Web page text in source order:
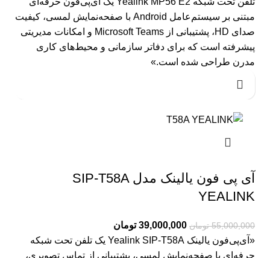
مبتنی بر سیستم‌عامل Android با صفحه‌نمایش لمسی، کیفیت
صدای HD، پشتیبانی از Microsoft Teams و امکانات مدیریتی
پیشرفته است که برای دفاتر سازمانی و محیط‌های کاری
مدرن طراحی شده است.»
آی پی فون یالینک مدل SIP-T58A
YEALINK
55,000,000 تومان 39,000,000 تومان
«آی‌پی‌فون یالینک Yealink SIP‑T58A یک تلفن تحت شبکه
حرفه‌ای با صفحه‌نمایش لمسی، پشتیبانی از تماس تصویری،